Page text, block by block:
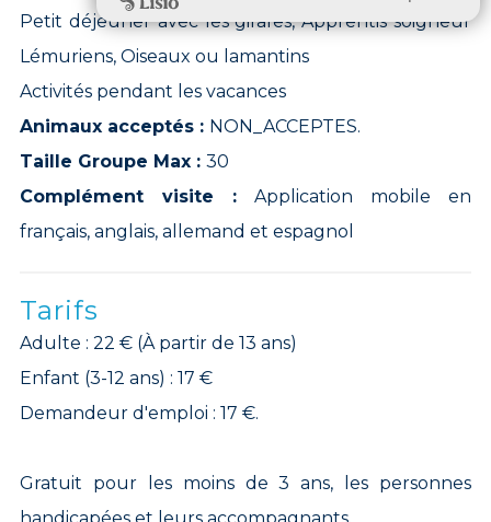
Petit déjeuner avec les girafes, Apprentis soigneur
Lémuriens, Oiseaux ou lamantins
Activités pendant les vacances
Animaux acceptés : NON_ACCEPTES.
Taille Groupe Max : 30
Complément visite :Application mobile en
français, anglais, allemand et espagnol
Tarifs
Adulte : 22 € (À partir de 13 ans)
Enfant (3-12 ans) : 17 €
Demandeur d'emploi : 17 €.
Gratuit pour les moins de 3 ans, les personnes
handicapées et leurs accompagnants.